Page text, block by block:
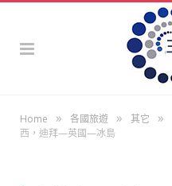
Home » 各國旅遊 » 其它 »
西，迪拜—英國—冰島